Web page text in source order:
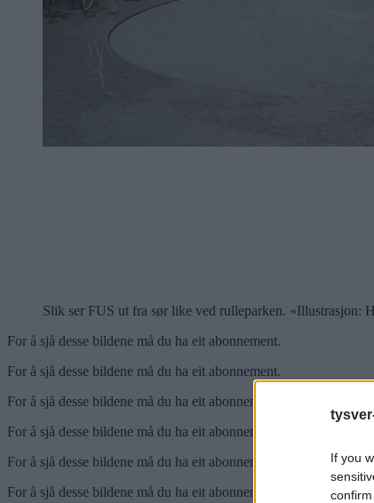
If you
Slik ser FUS ut fra sør like ved rulleparken. «Illustrasjon:
For å sjå desse bildene må du ha eit abonnement.
For å sjå desse bildene må du ha eit abonnement.
For å sjå desse bildene må du ha eit abonnement.
For å sjå desse bildene må du ha eit abonnement.
For å sjå desse bildene må du ha eit abonnement.
For å sjå desse bildene må du ha eit abonnement.